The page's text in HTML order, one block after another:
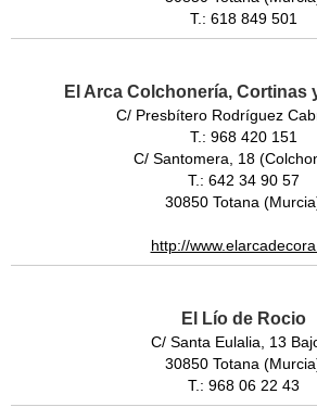
T.: 618 849 501
El Arca Colchonería, Cortinas
C/ Presbítero Rodríguez
T.: 968 420 151
C/ Santomera, 18
T.: 642 34 90 57
30850 Totana
http://
El Lío de Rocio
C/ Santa Eulalia, 13
30850 Totana
T.: 968 06 22 43